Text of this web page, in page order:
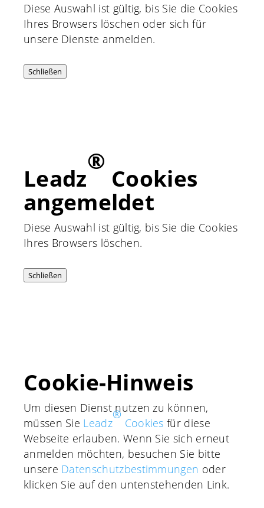
Diese Auswahl ist gültig, bis Sie die Cookies
Ihres Browsers löschen oder sich für
unsere Dienste anmelden.
Schließen
Leadz
®
Cookies
angemeldet
Diese Auswahl ist gültig, bis Sie die Cookies
Ihres Browsers löschen.
Schließen
Cookie-Hinweis
Um diesen Dienst nutzen zu können,
müssen Sie Leadz
®
Cookies für diese
Webseite erlauben. Wenn Sie sich erneut
anmelden möchten, besuchen Sie bitte
unsere Daten­schutz­bestimmungen oder
klicken Sie auf den unten­stehenden Link.